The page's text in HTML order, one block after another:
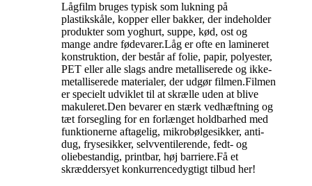
Lågfilm bruges typisk som lukning på
plastikskåle, kopper eller bakker, der indeholder
produkter som yoghurt, suppe, kød, ost og
mange andre fødevarer.Låg er ofte en lamineret
konstruktion, der består af folie, papir, polyester,
PET eller alle slags andre metalliserede og ikke-
metalliserede materialer, der udgør filmen.Filmen
er specielt udviklet til at skrælle uden at blive
makuleret.Den bevarer en stærk vedhæftning og
tæt forsegling for en forlænget holdbarhed med
funktionerne aftagelig, mikrobølgesikker, anti-
dug, frysesikker, selvventilerende, fedt- og
oliebestandig, printbar, høj barriere.Få et
skræddersyet konkurrencedygtigt tilbud her!